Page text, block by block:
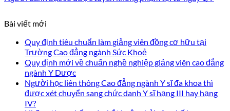
Bài viết mới
Quy định tiêu chuẩn làm giảng viên đồng cơ hữu tại
Trường Cao đẳng ngành Sức Khoẻ
Quy định mới về chuẩn nghề nghiệp giảng viên cao đẳng
ngành Y Dược
Người học liên thông Cao đẳng ngành Y sĩ đa khoa thì
được xét chuyển sang chức danh Y sĩ hạng III hay hạng
IV?